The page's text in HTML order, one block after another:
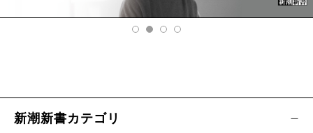
v
xt
新潮新書カテゴリ